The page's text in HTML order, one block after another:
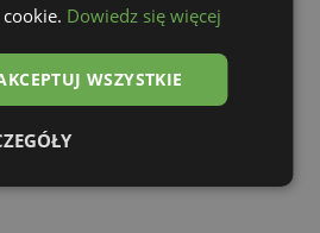
Galerie
Dowiedz się więcej
WSZYSTKIE